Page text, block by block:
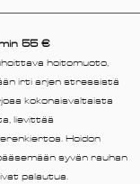
55 €
hoitomuoto,
irti arjen stressistä
kokonaisvaltaista
lievittää
Hoidon
syvän rauhan
palautua.